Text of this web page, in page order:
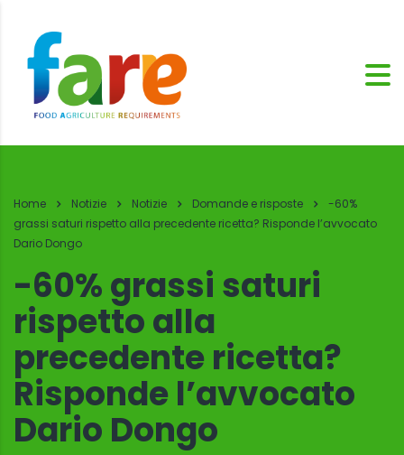
Home Notizie Notizie Domande e risposte
-60%
grassi saturi rispetto alla precedente ricetta? Risponde l’avvocato
Dario Dongo
-60% grassi saturi
rispetto alla
precedente ricetta?
Risponde l’avvocato
Dario Dongo